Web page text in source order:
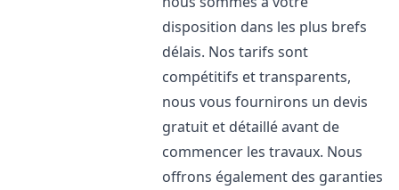
disposition dans les plus brefs
délais. Nos tarifs sont
compétitifs et transparents,
nous vous fournirons un devis
gratuit et détaillé avant de
commencer les travaux. Nous
offrons également des garanties